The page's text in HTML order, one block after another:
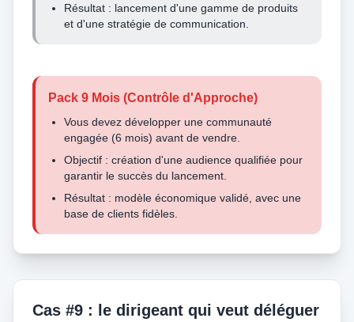
Résultat : lancement d'une gamme de produits
et d'une stratégie de communication.
Pack 9 Mois (Contrôle d'Approche)
Vous devez développer une communauté
engagée (6 mois) avant de vendre.
Objectif : création d'une audience qualifiée pour
garantir le succès du lancement.
Résultat : modèle économique validé, avec une
base de clients fidèles.
Cas #9 : le dirigeant qui veut déléguer